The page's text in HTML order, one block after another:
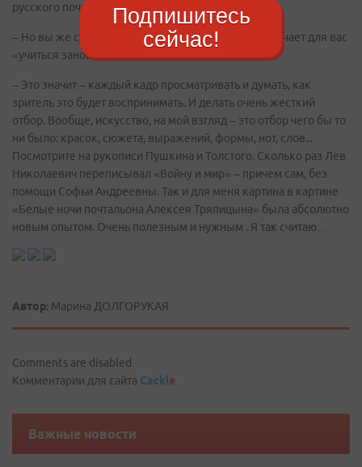
русского почтальона.
– Но вы же суперопытный профессионал. Что означает для вас
«учиться заново»?
– Это значит – каждый кадр просматривать и думать, как
зритель это будет воспринимать. И делать очень жесткий
отбор. Вообще, искусство, на мой взгляд – это отбор чего бы то
ни было: красок, сюжета, выражений, формы, нот, слов...
Посмотрите на рукописи Пушкина и Толстого. Сколько раз Лев
Николаевич переписывал «Войну и мир» – причем сам, без
помощи Софьи Андреевны. Так и для меня картина в картине
«Белые ночи почтальона Алексея Тряпицына» была абсолютно
новым опытом. Очень полезным и нужным . Я так считаю…
Автор: Марина ДОЛГОРУКАЯ
Comments are disabled
Комментарии для сайта Cackle
Важные новости
Подпишитесь
сейчас!